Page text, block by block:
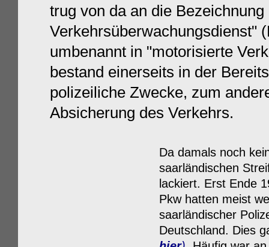
trug von da an die
Verkehrsüberwachungsdienst"
umbenannt in "motorisierte
bestand einerseits in der
polizeiliche Zwecke, zum
Absicherung des Verkehrs.
Da damals noch
saarländischen
lackiert. Erst Ende
Pkw hatten meist
saarländischer
Deutschland. Dies